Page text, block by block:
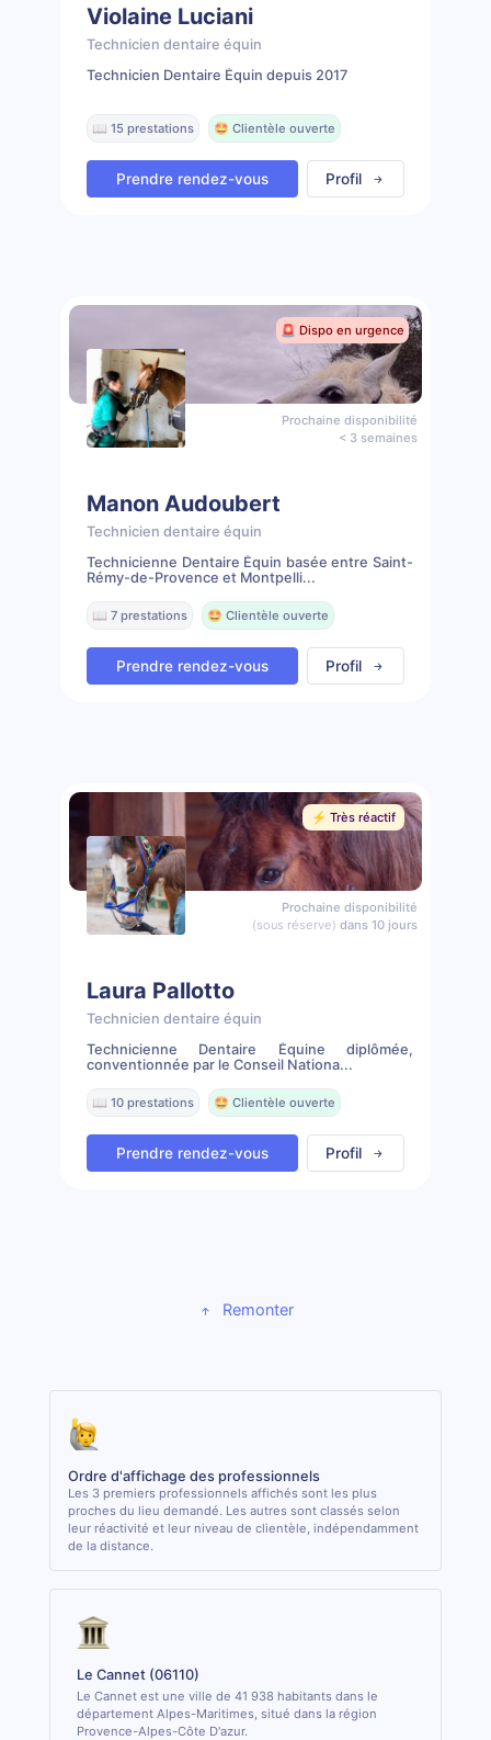
Violaine Luciani
Technicien dentaire équin
Technicien Dentaire Équin depuis 2017
📖 15 prestations 🤩 Clientèle ouverte
Prendre rendez-vous Profil
🚨 Dispo en urgence
Prochaine disponibilité
< 3 semaines
Manon Audoubert
Technicien dentaire équin
Technicienne Dentaire Équin basée entre Saint-
Rémy-de-Provence et Montpelli...
📖 7 prestations 🤩 Clientèle ouverte
Prendre rendez-vous Profil
⚡️ Très réactif
Prochaine disponibilité
(sous réserve) dans 10 jours
Laura Pallotto
Technicien dentaire équin
Technicienne Dentaire Équine diplômée,
conventionnée par le Conseil Nationa...
📖 10 prestations 🤩 Clientèle ouverte
Prendre rendez-vous Profil
Remonter
Ordre d'affichage des professionnels
Les 3 premiers professionnels affichés sont les plus
proches du lieu demandé. Les autres sont classés selon
leur réactivité et leur niveau de clientèle, indépendamment
de la distance.
Le Cannet (06110)
Le Cannet est une ville de 41 938 habitants dans le
département Alpes-Maritimes, situé dans la région
Provence-Alpes-Côte D'azur.